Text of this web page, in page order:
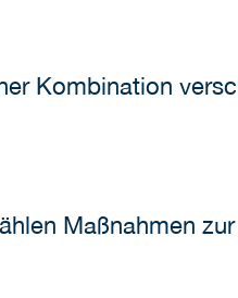
Kombination
Maßnahmen